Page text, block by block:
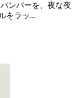
ンパーを、夜な夜
をラッ...